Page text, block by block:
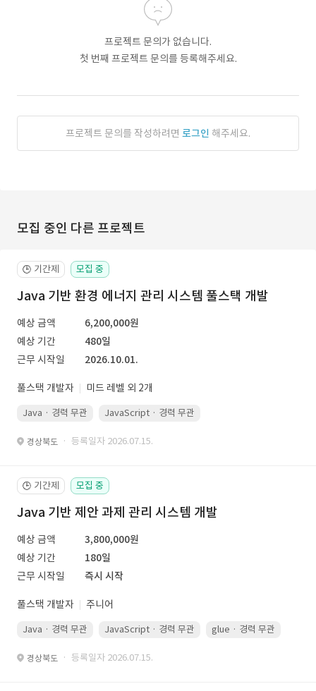
프로젝트 문의가 없습니다.
첫 번째 프로젝트 문의를 등록해주세요.
프로젝트 문의를 작성하려면 로그인 해주세요.
모집 중인 다른 프로젝트
🕒 기간제 모집 중
Java 기반 환경 에너지 관리 시스템 풀스택 개발
예상 금액
6,200,000원
예상 기간
480일
근무 시작일
2026.10.01.
풀스택 개발자 미드 레벨 외 2개
Java · 경력 무관 JavaScript · 경력 무관
경상북도 · 등록일자 2026.07.15.
🕒 기간제 모집 중
Java 기반 제안 과제 관리 시스템 개발
예상 금액
3,800,000원
예상 기간
180일
근무 시작일
즉시 시작
풀스택 개발자 주니어
Java · 경력 무관 JavaScript · 경력 무관 glue · 경력 무관
경상북도 · 등록일자 2026.07.15.